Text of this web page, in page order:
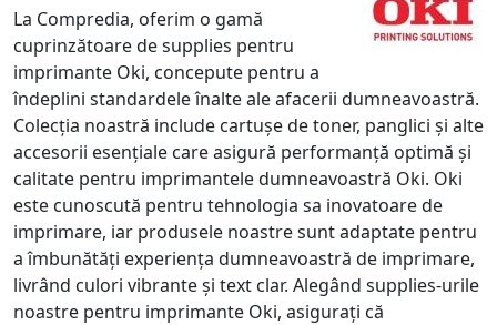
La Compredia, oferim o gamă
cuprinzătoare de supplies pentru
imprimante Oki, concepute pentru a
îndeplini standardele înalte ale afacerii dumneavoastră.
Colecția noastră include cartușe de toner, panglici și alte
accesorii esențiale care asigură performanță optimă și
calitate pentru imprimantele dumneavoastră Oki. Oki
este cunoscută pentru tehnologia sa inovatoare de
imprimare, iar produsele noastre sunt adaptate pentru
a îmbunătăți experiența dumneavoastră de imprimare,
livrând culori vibrante și text clar. Alegând supplies-urile
noastre pentru imprimante Oki, asigurați că